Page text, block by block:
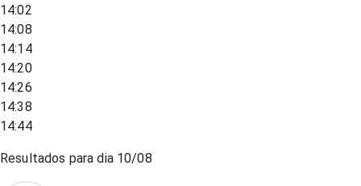
14:02
14:08
14:14
14:20
14:26
14:38
14:44
Resultados para dia 10/08